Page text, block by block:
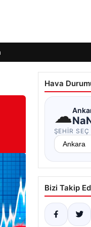
Hava
☁
ŞEHIR SEÇ
Bizi Takip